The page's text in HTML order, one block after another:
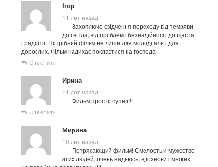
Ігор
11 лет назад
Захоплюче свідчення переходу від темряви
до світла, від проблем і безнадійності до щастя
і радості. Потрібний фільм не лише для молоді але і для
дорослих. Фільм надихає покластися на господа
Ответить
Ирина
11 лет назад
Фильм просто супер!!!
Ответить
Мирина
10 лет назад
Потрясающий фильм! Смелость и мужество
этих людей, очень надеюсь, вдохновит многих